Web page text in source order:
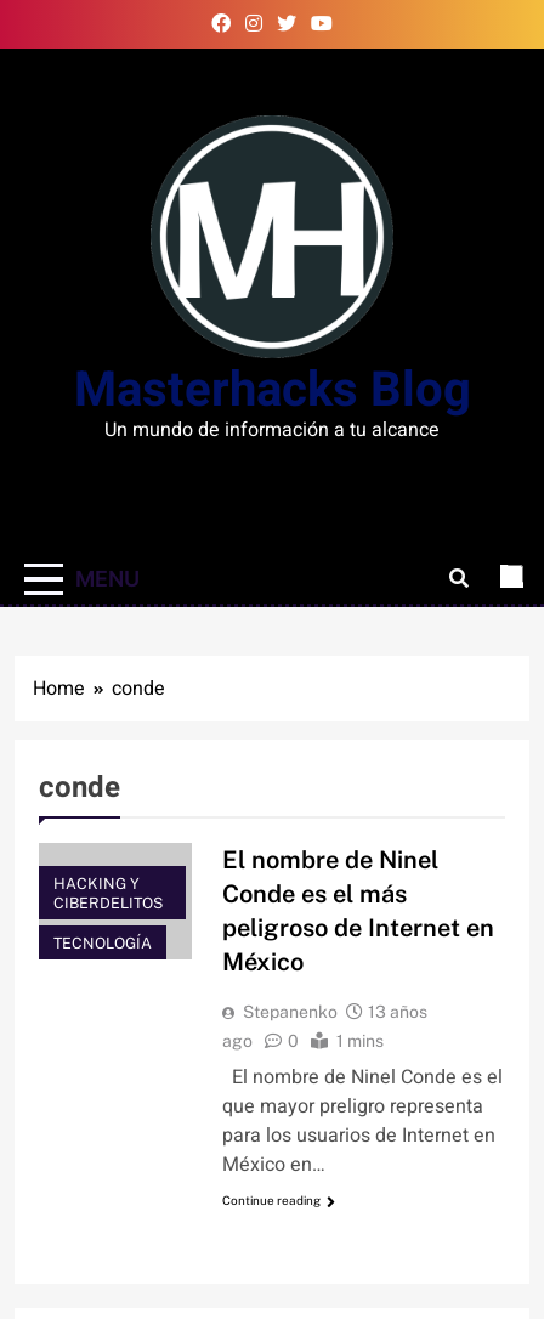
to
Masterhacks Blog
Un mundo de información a tu alcance
MENU
Home conde
conde
HACKING Y
CIBERDELITOS
TECNOLOGÍA
El nombre de Ninel
Conde es el más
peligroso de Internet en
México
Stepanenko
13 años
ago
0 1 mins
El nombre de Ninel Conde es el
que mayor preligro representa
para los usuarios de Internet en
México en…
Continue reading